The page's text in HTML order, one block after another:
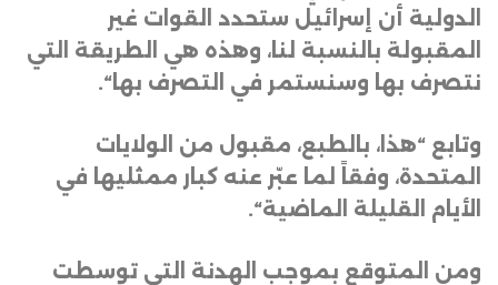
الدولية أن إسرائيل ستحدد القوات غير
المقبولة بالنسبة لنا، وهذه هي الطريقة التي
نتصرف بها وسنستمر في التصرف بها“.
وتابع “هذا، بالطبع، مقبول من الولايات
المتحدة، وفقاً لما عبّر عنه كبار ممثليها في
الأيام القليلة الماضية“.
ومن المتوقع بموجب الهدنة التي توسطت